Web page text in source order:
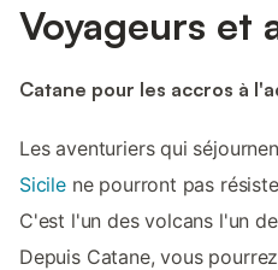
Voyageurs et
Catane pour les accros à
Les aventuriers qui
Sicilene pourront pas
C'est l'un des volcans l'un
Depuis Catane, vous